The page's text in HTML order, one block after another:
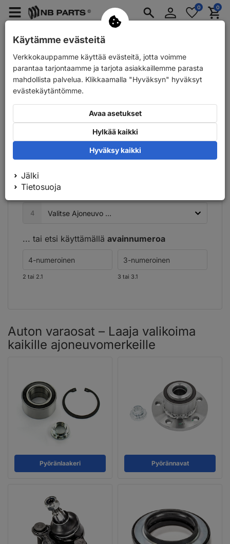
Menü
Auton perävaunun varaosat
Kirjaudu
sisään
Merkzettel
aufklappen
0 0
Varaosat henkilöautoihin Alusta ja ohjaus
Alusta ja ohjaus
– Etsi autosi vaihe vaiheelta
2
3
4
... tai etsi käyttämällä avainnumeroa
2 tai 2.1 3 tai 3.1
Auton varaosat – Laaja valikoima
kaikille ajoneuvomerkeille
Pyöränlaakeri Pyörännavat
Käytämme evästeitä
Verkkokauppamme käyttää evästeitä, jotta voimme
parantaa tarjontaamme ja tarjota asiakkaillemme parasta
mahdollista palvelua. Klikkaamalla "Hyväksyn" hyväksyt
evästekäytäntömme.
Avaa asetukset
Hylkää kaikki
Hyväksy kaikki
Jälki
Tietosuoja